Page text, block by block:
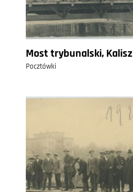
Most trybunalski, Kalisz
Pocztówki